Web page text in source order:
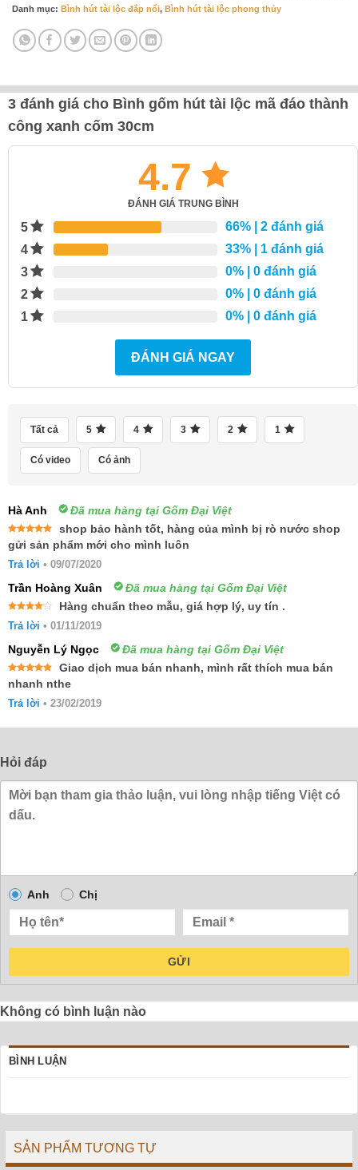
Danh mục: Bình hút tài lộc đắp nổi, Bình hút tài lộc phong thủy
3 đánh giá cho Bình gốm hút tài lộc mã đáo thành
công xanh cốm 30cm
4.7
ĐÁNH GIÁ TRUNG BÌNH
5 66% | 2 đánh giá
4
33% | 1 đánh giá
3
0% | 0 đánh giá
2
0% | 0 đánh giá
1
0% | 0 đánh giá
ĐÁNH GIÁ NGAY
Tất cả 5 4 3 2 1
Có video Có ảnh
Hà Anh Đã mua hàng tại Gốm Đại Việt
Được xếp
hạng55
sao
shop bảo hành tốt, hàng của mình bị rò nước shop
gửi sản phẩm mới cho mình luôn
Trả lời • 09/07/2020
Trần Hoàng Xuân Đã mua hàng tại Gốm Đại Việt
xếp
5 sao
Hàng chuẩn theo mẫu, giá hợp lý, uy tín .
Trả lời • 01/11/2019
Nguyễn Lý Ngọc Đã mua hàng tại Gốm Đại Việt
Được xếp
hạng55
sao
Giao dịch mua bán nhanh, mình rất thích mua bán
nhanh nthe
Trả lời • 23/02/2019
Hỏi đáp
Anh Chị
GỬI
Không có bình luận nào
BÌNH LUẬN
SẢN PHẨM TƯƠNG TỰ